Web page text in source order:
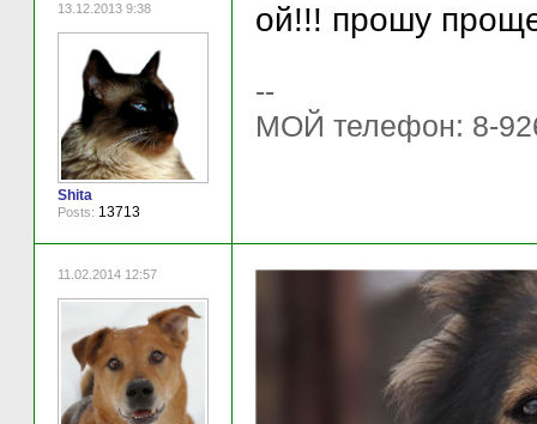
13.12.2013 9:38
Shita
Posts: 13713
ой!!! прошу
--
МОЙ телефон: 8-
11.02.2014 12:57